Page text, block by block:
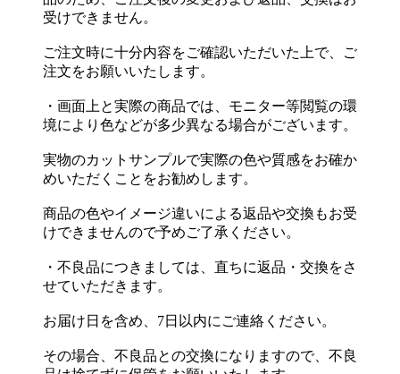
受けできません。
ご注文時に十分内容をご確認いただいた上で、ご
注文をお願いいたします。
・画面上と実際の商品では、モニター等閲覧の環
境により色などが多少異なる場合がございます。
実物のカットサンプルで実際の色や質感をお確か
めいただくことをお勧めします。
商品の色やイメージ違いによる返品や交換もお受
けできませんので予めご了承ください。
・不良品につきましては、直ちに返品・交換をさ
せていただきます。
お届け日を含め、7日以内にご連絡ください。
その場合、不良品との交換になりますので、不良